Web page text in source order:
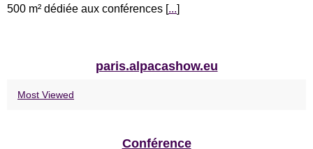
500 m² dédiée aux conférences [...]
paris.alpacashow.eu
Most Viewed
Conférence